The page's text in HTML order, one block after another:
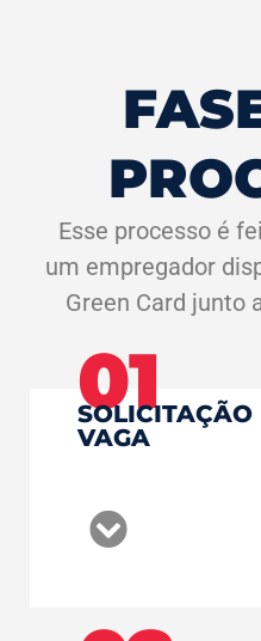
Esse processo é
um empregador
Green Card junto
01
SOLICITAÇÃO
VAGA